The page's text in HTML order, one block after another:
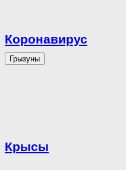
Коронавирус
Грызуны
Крысы